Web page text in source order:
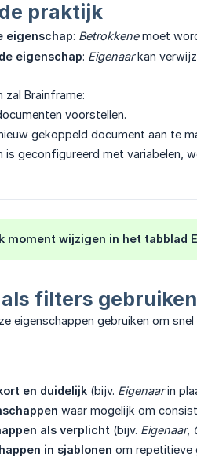
praktijk
eigenschap: Betrokkenemoet
eigenschap: Eigenaarkan
zal Brainframe:
voorstellen.
gekoppeld document aan te
is geconfigureerd met
moment wijzigen in het tabblad
filters gebruiken
eigenschappen gebruiken om
en duidelijk (bijv. Eigenaarin
waar mogelijk om
als verplicht (bijv. Eigenaar,
in sjablonen om repetitieve